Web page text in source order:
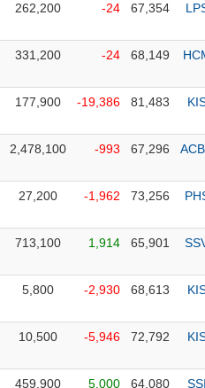
262,200 -24 67,354
331,200 -24 68,149
177,900 -19,386 81,483
2,478,100 -993 67,296
27,200 -1,962 73,256
713,100 1,914 65,901
5,800 -2,930 68,613
10,500 -5,946 72,792
459,900 5,000 64,080